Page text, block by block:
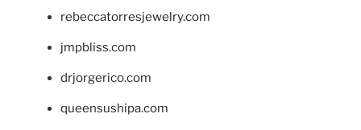
rebeccatorresjewelry.com
jmpbliss.com
drjorgerico.com
queensushipa.com